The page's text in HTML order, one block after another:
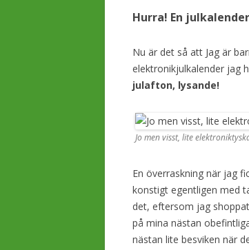
Hurra! En
Nu är det så att Jag är
elektronikjulkalender jag
julafton, lysande!
Jo men visst, lite
En överraskning när jag
konstigt egentligen med
det, eftersom jag
på mina nästan
nästan lite besviken när